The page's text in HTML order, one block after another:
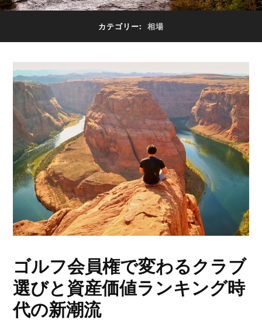
カテゴリー: 相場
ゴルフ会員権で変わるクラブ
選びと資産価値ランキング時
代の新潮流